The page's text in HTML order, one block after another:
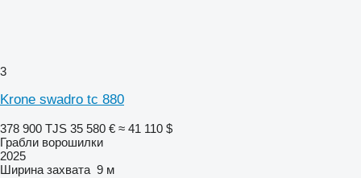
3
Krone swadro tc 880
378 900 TJS 35 580 € ≈ 41 110 $
Грабли ворошилки
2025
Ширина захвата 9 м